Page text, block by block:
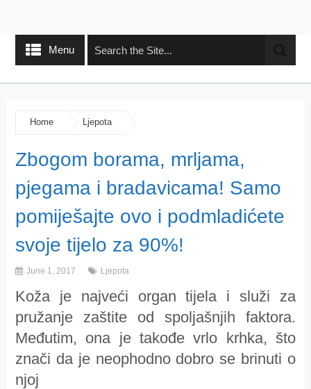
Menu
Home Ljepota
Zbogom borama, mrljama,
pjegama i bradavicama! Samo
pomiješajte ovo i podmladićete
svoje tijelo za 90%!
June 1, 2017 Ljepota
Koža je najveći organ tijela i služi za
pružanje zaštite od spoljašnjih faktora.
Međutim, ona je takođe vrlo krhka, što
znači da je neophodno dobro se brinuti o
njoj